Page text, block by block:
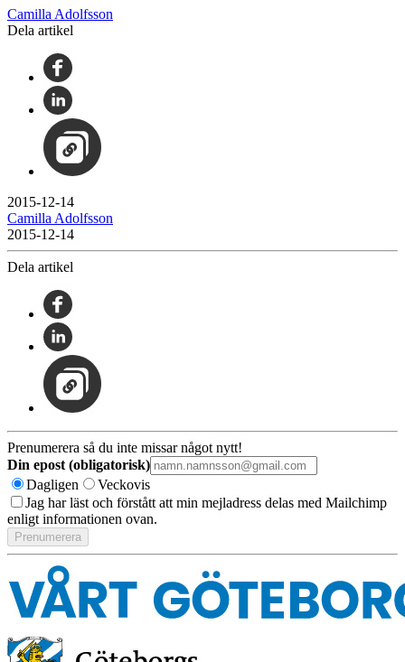
Camilla Adolfsson
Dela artikel
2015-12-14
Camilla Adolfsson
2015-12-14
Dela artikel
Prenumerera så du inte missar något nytt!
Din epost (obligatorisk)
Dagligen
Veckovis
Jag har läst och förstått att min mejladress delas med Mailchimp
enligt informationen ovan.